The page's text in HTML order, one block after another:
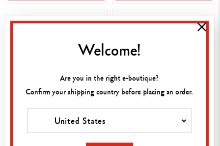
8,50 €
TUBE 80 ML ACRYLIC BLEU
NUIT
8,50 €
TUBE 80 ML ACRYLIC VIOLET
Welcome!
Are you in the right e-boutique?
Confirm your shipping country before placing an order.
United States